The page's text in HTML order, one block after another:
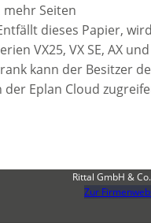
Seiten
dieses Papier, wird
VX25, VX SE, AX und
kann der Besitzer
Eplan Cloud
Rittal GmbH &
Zur